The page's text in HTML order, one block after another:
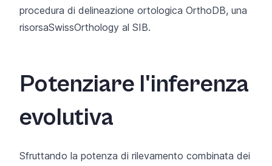
procedura di delineazione ortologica OrthoDB, una
risorsaSwissOrthology al SIB.
Potenziare l'inferenza
evolutiva
Sfruttando la potenza di rilevamento combinata dei